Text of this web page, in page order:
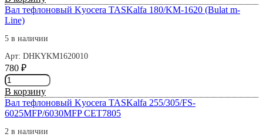
Вал
тефлоновый
Kyocera
M4125/4132/TASKalfa
ELP
Вал тефлоновый Kyocera TASKalfa 180/KM-1620 (Bulat m-
Line)
5 в наличии
Арт: DHKYKM1620010
780 ₽
Количество
товара
Вал
тефлоновый
Kyocera
TASKalfa
В корзину
Вал тефлоновый Kyocera TASKalfa 255/305/FS-
6025MFP/6030MFP СЕТ7805
2 в наличии